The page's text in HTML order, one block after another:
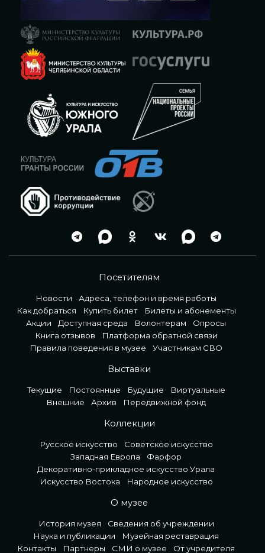
Посетителям
Новости
Адреса, телефон и время работы
Как добраться
Купить билет
Билеты и абонементы
Акции
Доступная среда Волонтерам
Опросы
Книга отзывов
Платформа обратной связи
Правила поведения в музее
Участникам СВО
Выставки
Текущие Постоянные Будущие
Виртуальные
Внешние
Архив Передвижной фонд
Коллекции
Русское искусство
Советское искусство
Западная Европа
Фарфор
Декоративно-прикладное искусство Урала
Искусство Востока
Народное искусство
О музее
История музея
Сведения об учреждении
Наука и публикации
Музейная реставрация
Контакты
Партнеры СМИ о музее От учредителя